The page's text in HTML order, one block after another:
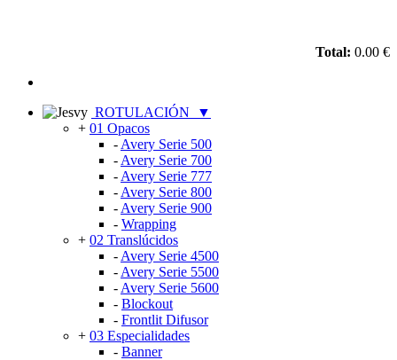
Total: 0.00 €
ROTULACIÓN
▼
+ 01 Opacos
- Avery Serie 500
- Avery Serie 700
- Avery Serie 777
- Avery Serie 800
- Avery Serie 900
- Wrapping
+ 02 Translúcidos
- Avery Serie 4500
- Avery Serie 5500
- Avery Serie 5600
- Blockout
- Frontlit Difusor
+ 03 Especialidades
- Banner